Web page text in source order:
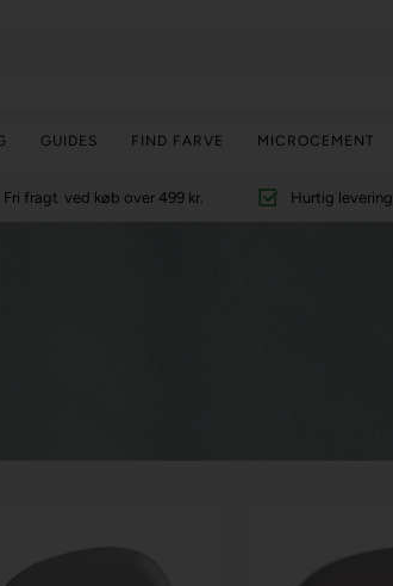
GUIDES FIND FARVE MICROCEMENT
Fri fragt ved køb over 499 kr. Hurtig levering